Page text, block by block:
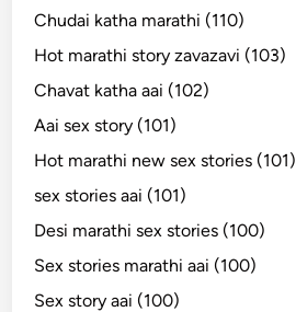
Chudai katha marathi (110)
Hot marathi story zavazavi (103)
Chavat katha aai (102)
Aai sex story (101)
Hot marathi new sex stories (101)
sex stories aai (101)
Desi marathi sex stories (100)
Sex stories marathi aai (100)
Sex story aai (100)